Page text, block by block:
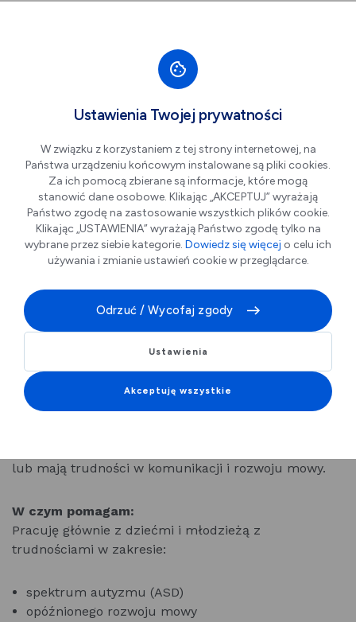
SENS Pracownia Terapii i
Rozwoju Dziecka
Pracownia Terapii i Rozwoju Dziecka SENS w Legnicy
oferuje diagnozę i terapię neurologopedyczną oraz
Pracuję z dziećmi w wieku przedszkolnym oraz
wczesnoszkolnym (klasy 1–3), a także z dziećmi ze
spektrum autyzmu (ASD) oraz z trudnościami w
lub mają trudności w komunikacji i rozwoju mowy.
W czym pomagam:
Pracuję głównie z dziećmi i młodzieżą z
trudnościami w zakresie:
spektrum autyzmu (ASD)
opóźnionego rozwoju mowy
Ustawienia Twojej prywatności
W związku z korzystaniem z tej strony internetowej, na
Państwa urządzeniu końcowym instalowane są pliki cookies.
Za ich pomocą zbierane są informacje, które mogą
stanowić dane osobowe. Klikając „AKCEPTUJ” wyrażają
Państwo zgodę na zastosowanie wszystkich plików cookie.
Klikając „USTAWIENIA” wyrażają Państwo zgodę tylko na
wybrane przez siebie kategorie. Dowiedz się więcej o celu ich
używania i zmianie ustawień cookie w przeglądarce.
Odrzuć / Wycofaj zgody
Ustawienia
Akceptuję wszystkie